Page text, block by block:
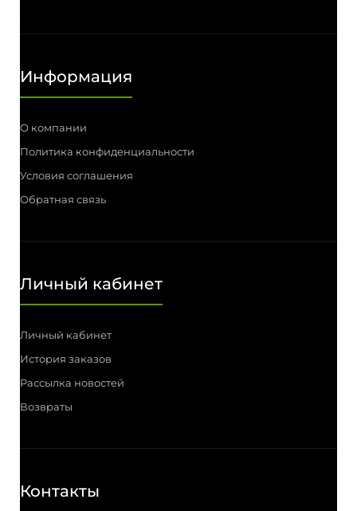
Информация
О компании
Политика конфиденциальности
Условия соглашения
Обратная связь
Личный кабинет
Личный кабинет
История заказов
Рассылка новостей
Возвраты
Контакты